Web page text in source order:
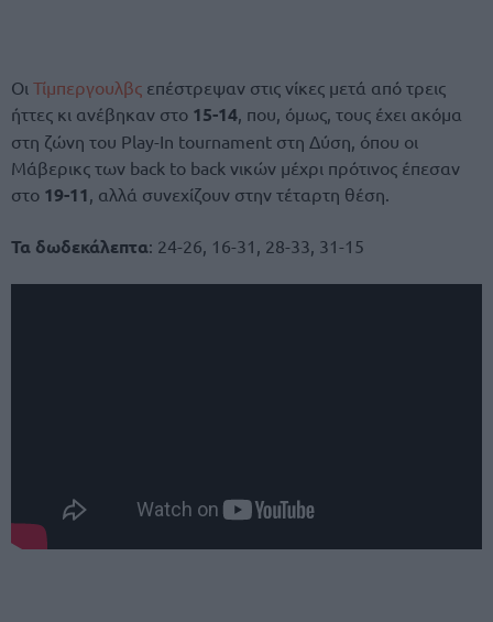
Οι Τίμπεργουλβς επέστρεψαν στις νίκες μετά από τρεις
ήττες κι ανέβηκαν στο 15-14 , που, όμως, τους έχει ακόμα
στη ζώνη του Play-In tournament στη Δύση, όπου οι
Μάβερικς των back to back νικών μέχρι πρότινος έπεσαν
στο 19-11 , αλλά συνεχίζουν στην τέταρτη θέση.
Τα δωδεκάλεπτα: 24-26, 16-31, 28-33, 31-15